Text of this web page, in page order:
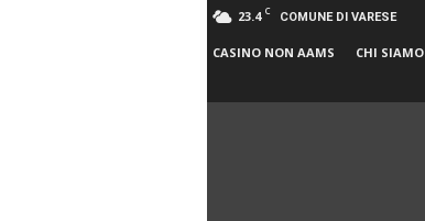
23.4 C COMUNE DI VARESE
CASINO NON AAMS CHI SIAMO